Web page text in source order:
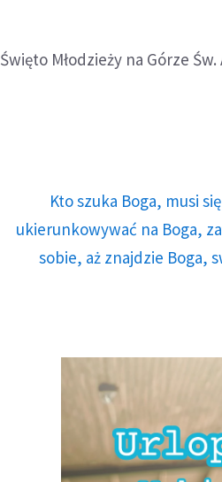
Święto Młodzieży na Górze
Kto szuka Boga, musi
ukierunkowywać na Boga,
sobie, aż znajdzie Boga,